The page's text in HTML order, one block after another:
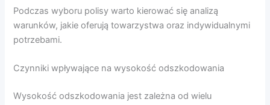
Podczas wyboru polisy warto kierować się analizą
warunków, jakie oferują towarzystwa oraz indywidualnymi
potrzebami.
Czynniki wpływające na wysokość odszkodowania
Wysokość odszkodowania jest zależna od wielu